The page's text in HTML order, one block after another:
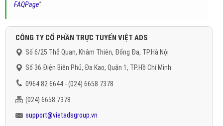
FAQPage"
CÔNG TY CỔ PHẦN TRỰC TUYẾN VIỆT ADS
Số 6/25 Thổ Quan, Khâm Thiên, Đống Đa, TP.Hà Nội
Số 36 Điện Biên Phủ, Đa Kao, Quận 1, TP.Hồ Chí Minh
0964 82 6644 - (024) 6658 7378
(024) 6658 7378
support@vietadsgroup.vn